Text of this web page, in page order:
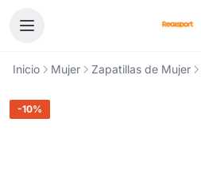
Inicio Mujer Zapatillas de Mujer
-10%